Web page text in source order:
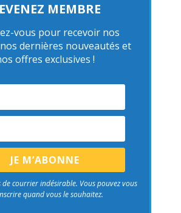
MEMBRE
vous pour recevoir nos
dernières nouveautés et
offres exclusives !
de courrier indésirable. Vous pouvez vous
quand vous le souhaitez.